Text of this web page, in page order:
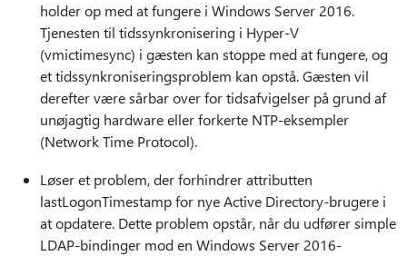
holder op med at fungere i Windows Server 2016.
Tjenesten til tidssynkronisering i Hyper-V
(vmictimesync) i gæsten kan stoppe med at fungere, og
et tidssynkroniseringsproblem kan opstå. Gæsten vil
derefter være sårbar over for tidsafvigelser på grund af
unøjagtig hardware eller forkerte NTP-eksempler
(Network Time Protocol).
Løser et problem, der forhindrer attributten
lastLogonTimestamp for nye Active Directory-brugere i
at opdatere. Dette problem opstår, når du udfører simple
LDAP-bindinger mod en Windows Server 2016-